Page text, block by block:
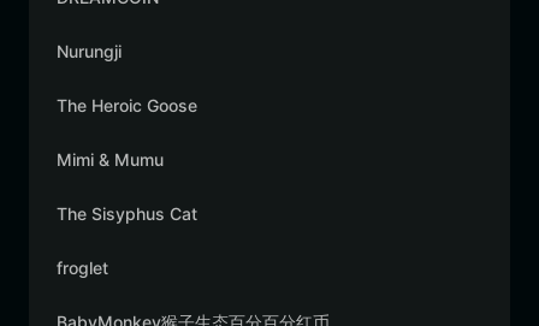
Nurungji
The Heroic Goose
Mimi & Mumu
The Sisyphus Cat
froglet
BabyMonkey猴子生态百分百分红币